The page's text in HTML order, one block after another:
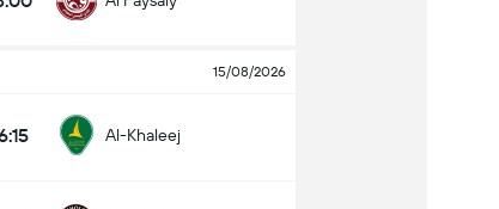
15/08/2026
Al-Khaleej